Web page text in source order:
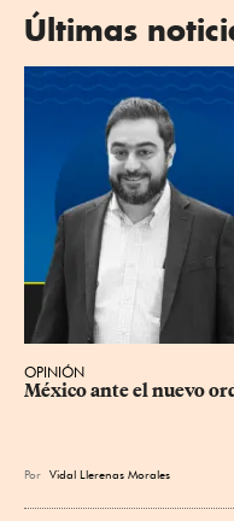
Últimas
OPINIÓN
México ante el nuevo
Por Vidal Llerenas Morales